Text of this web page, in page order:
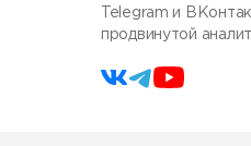
Telegram и
продвинутой